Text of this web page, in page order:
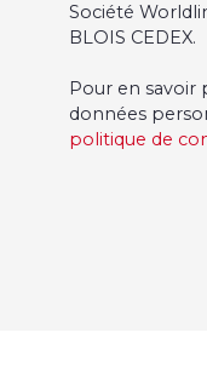
Société
BLOIS CEDEX.
Pour en savoir
données
politique de